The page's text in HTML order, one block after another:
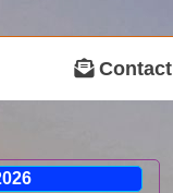
Contact